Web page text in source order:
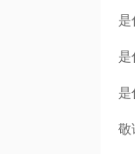
是
是
是
敬